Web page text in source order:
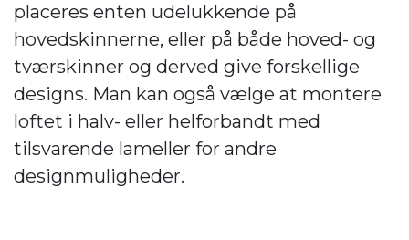
placeres enten udelukkende på
hovedskinnerne, eller på både hoved- og
tværskinner og derved give forskellige
designs. Man kan også vælge at montere
loftet i halv- eller helforbandt med
tilsvarende lameller for andre
designmuligheder.